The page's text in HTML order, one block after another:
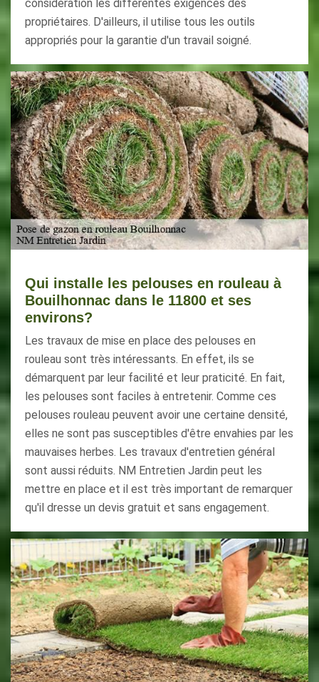
considération les différentes exigences des
propriétaires. D'ailleurs, il utilise tous les outils
appropriés pour la garantie d'un travail soigné.
Qui installe les pelouses en rouleau à
Bouilhonnac dans le 11800 et ses
environs?
Les travaux de mise en place des pelouses en
rouleau sont très intéressants. En effet, ils se
démarquent par leur facilité et leur praticité. En fait,
les pelouses sont faciles à entretenir. Comme ces
pelouses rouleau peuvent avoir une certaine densité,
elles ne sont pas susceptibles d'être envahies par les
mauvaises herbes. Les travaux d'entretien général
sont aussi réduits. NM Entretien Jardin peut les
mettre en place et il est très important de remarquer
qu'il dresse un devis gratuit et sans engagement.